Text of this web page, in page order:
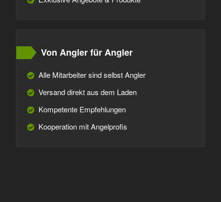
Von Angler für Angler
Alle Mitarbeiter sind selbst Angler
Versand direkt aus dem Laden
Kompetente Empfehlungen
Kooperation mit Angelprofis